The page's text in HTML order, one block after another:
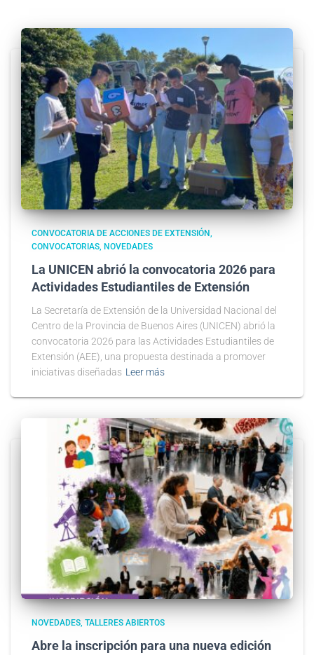
CONVOCATORIA DE ACCIONES DE EXTENSIÓN
CONVOCATORIAS NOVEDADES
La UNICEN abrió la convocatoria 2026 para
Actividades Estudiantiles de Extensión
La Secretaría de Extensión de la Universidad Nacional del
Centro de la Provincia de Buenos Aires (UNICEN) abrió la
convocatoria 2026 para las Actividades Estudiantiles de
Extensión (AEE), una propuesta destinada a promover
iniciativas diseñadas Leer más
NOVEDADES TALLERES ABIERTOS
Abre la inscripción para una nueva edición